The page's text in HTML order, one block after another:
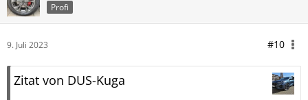
Profi
9. Juli 2023 #10
Zitat von DUS-Kuga